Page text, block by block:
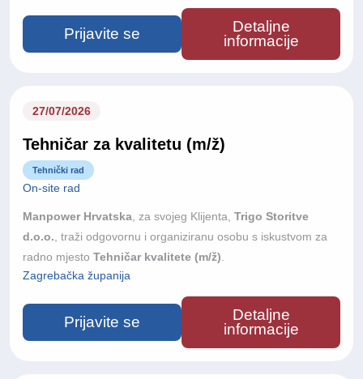
2026. godine. Bolnica raspolaže s 33 dvokrevetne sobe,
velikom terapijskom dvoranom, hidroterapijom, bazenom i
suvremeno opremljenim prostorima za elektroterapiju te je
dolaze na prvo mjesto i tražimo osobu koja će sestrinsku
Prijavite se
Detaljne
informacije
27/07/2026
Tehničar za kvalitetu (m/ž)
Tehnički rad
On-site rad
Manpower Hrvatska , za svojeg Klijenta, Trigo Storitve
d.o.o. , traži odgovornu i organiziranu osobu s iskustvom za
radno mjesto Tehničar kvalitete (m/ž)
Zagrebačka županija
Prijavite se
Detaljne
informacije